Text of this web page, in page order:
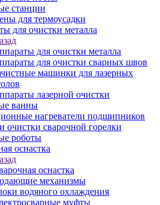
станции
для термоусадки
для очистки металла
для очистки металла
для очистки сварных швов
машинки для лазерных
лазерной очистки
ванны
нагреватели подшипников
очистки сварочной горелки
роботы
оснастка
оснастка
механизмы
водяного охлаждения
муфты